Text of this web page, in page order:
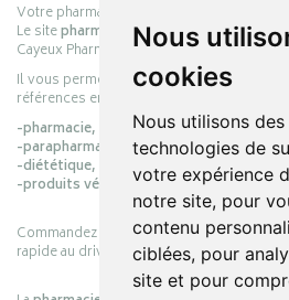
Nous
cookies
Nous utilisons
technologies de
votre expérience
notre site, pour
contenu
ciblées, pour
site et pour
Votre pharmacie en ligne :
Le sitepharmacie-cayeux.frest le
Cayeux Pharmabest Berck-sur-Mer –
Il vous permet de réaliser vos achats en
références en :
-pharmacie,
-parapharmacie,
-diététique,
-produits vétérinaires.
Commandez simplement vos produits en
rapide au drive ou la livraison à domicile,